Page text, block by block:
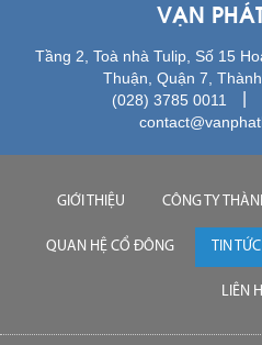
VẠN
Tầng 2, Toà nhà Tulip, Số 15
Thuận, Quận 7,
(028) 3785 0011
GIỚI THIỆU CÔNG TY
QUAN HỆ CỔ ĐÔNG TIN
LIÊN